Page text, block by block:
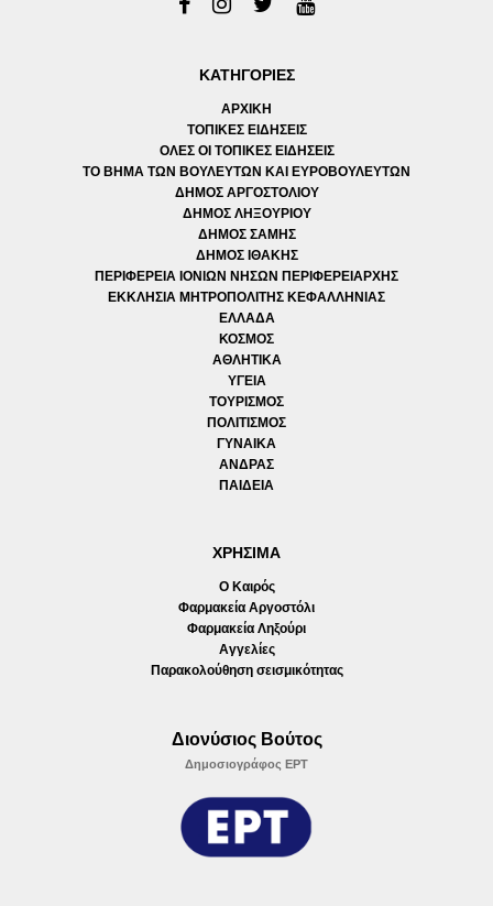
ΚΑΤΗΓΟΡΙΕΣ
ΑΡΧΙΚΗ
ΤΟΠΙΚΕΣ ΕΙΔΗΣΕΙΣ
ΟΛΕΣ ΟΙ ΤΟΠΙΚΕΣ ΕΙΔΗΣΕΙΣ
ΤΟ ΒΗΜΑ ΤΩΝ ΒΟΥΛΕΥΤΩΝ ΚΑΙ ΕΥΡΟΒΟΥΛΕΥΤΩΝ
ΔΗΜΟΣ ΑΡΓΟΣΤΟΛΙΟΥ
ΔΗΜΟΣ ΛΗΞΟΥΡΙΟΥ
ΔΗΜΟΣ ΣΑΜΗΣ
ΔΗΜΟΣ ΙΘΑΚΗΣ
ΠΕΡΙΦΕΡΕΙΑ ΙΟΝΙΩΝ ΝΗΣΩΝ ΠΕΡΙΦΕΡΕΙΑΡΧΗΣ
ΕΚΚΛΗΣΙΑ ΜΗΤΡΟΠΟΛΙΤΗΣ ΚΕΦΑΛΛΗΝΙΑΣ
ΕΛΛΑΔΑ
ΚΟΣΜΟΣ
ΑΘΛΗΤΙΚΑ
ΥΓΕΙΑ
ΤΟΥΡΙΣΜΟΣ
ΠΟΛΙΤΙΣΜΟΣ
ΓΥΝΑΙΚΑ
ΑΝΔΡΑΣ
ΠΑΙΔΕΙΑ
ΧΡΗΣΙΜΑ
Ο Καιρός
Φαρμακεία Αργοστόλι
Φαρμακεία Ληξούρι
Αγγελίες
Παρακολούθηση σεισμικότητας
Διονύσιος Βούτος
Δημοσιογράφος ΕΡΤ